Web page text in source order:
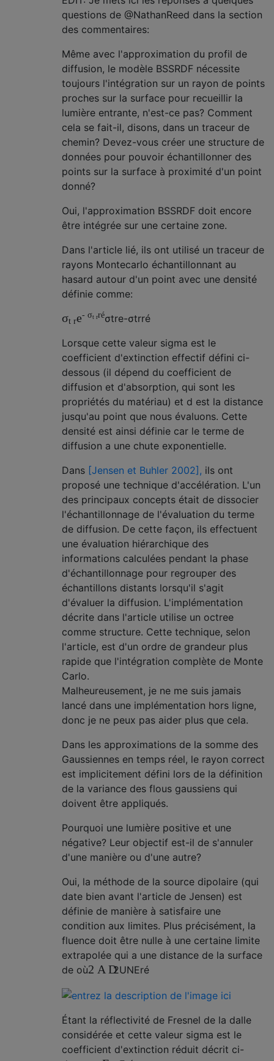
questions de @NathanReed dans la section
des commentaires:
Même avec l'approximation du profil de
diffusion, le modèle BSSRDF nécessite
toujours l'intégration sur un rayon de points
proches sur la surface pour recueillir la
lumière entrante, n'est-ce pas? Comment
cela se fait-il, disons, dans un traceur de
chemin? Devez-vous créer une structure de
données pour pouvoir échantillonner des
points sur la surface à proximité d'un point
donné?
Oui, l'approximation BSSRDF doit encore
être intégrée sur une certaine zone.
Dans l'article lié, ils ont utilisé un traceur de
rayons Montecarlo échantillonnant au
hasard autour d'un point avec une densité
définie comme:
σt re-σt rréσtre-σtrré
Lorsque cette valeur sigma est le
coefficient d'extinction effectif défini ci-
dessous (il dépend du coefficient de
diffusion et d'absorption, qui sont les
propriétés du matériau) et d est la distance
jusqu'au point que nous évaluons. Cette
densité est ainsi définie car le terme de
diffusion a une chute exponentielle.
Dans [Jensen et Buhler 2002], ils ont
proposé une technique d'accélération. L'un
des principaux concepts était de dissocier
l'échantillonnage de l'évaluation du terme
de diffusion. De cette façon, ils effectuent
une évaluation hiérarchique des
informations calculées pendant la phase
d'échantillonnage pour regrouper des
échantillons distants lorsqu'il s'agit
d'évaluer la diffusion. L'implémentation
décrite dans l'article utilise un octree
comme structure. Cette technique, selon
l'article, est d'un ordre de grandeur plus
rapide que l'intégration complète de Monte
Carlo.
Malheureusement, je ne me suis jamais
lancé dans une implémentation hors ligne,
donc je ne peux pas aider plus que cela.
Dans les approximations de la somme des
Gaussiennes en temps réel, le rayon correct
est implicitement défini lors de la définition
de la variance des flous gaussiens qui
doivent être appliqués.
Pourquoi une lumière positive et une
négative? Leur objectif est-il de s'annuler
d'une manière ou d'une autre?
Oui, la méthode de la source dipolaire (qui
date bien avant l'article de Jensen) est
définie de manière à satisfaire une
condition aux limites. Plus précisément, la
fluence doit être nulle à une certaine limite
extrapolée qui a une distance de la surface
de où2 A D2UNEré
Étant la réflectivité de Fresnel de la dalle
considérée et cette valeur sigma est le
coefficient d'extinction réduit décrit ci-